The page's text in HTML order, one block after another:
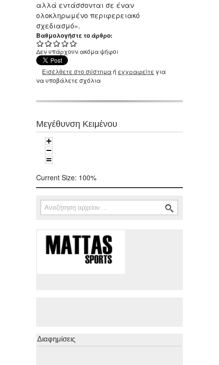
αλλά εντάσσονται σε έναν
ολοκληρωμένο περιφερειακό
σχεδιασμό».
Βαθμολογήστε το άρθρο:
Δεν υπάρχουν ακόμα ψήφοι
Εισέλθετε στο σύστημαή εγγραφείτε για
να υποβάλετε σχόλια
Μεγέθυνση Κειμένου
Current Size: 100%
Φόρμα αναζήτησης
Αναζήτηση
Διαφημίσεις